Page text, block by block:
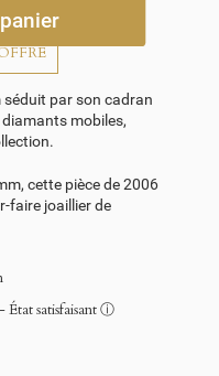
par son cadran
mobiles,
cette pièce de 2006
faire joaillier de
satisfaisantⓘ